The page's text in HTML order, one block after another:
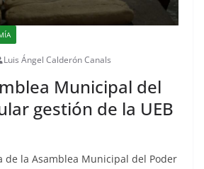
Luis Ángel Calderón Canals
Municipal del
gestión de la UEB
de la Asamblea Municipal del Poder